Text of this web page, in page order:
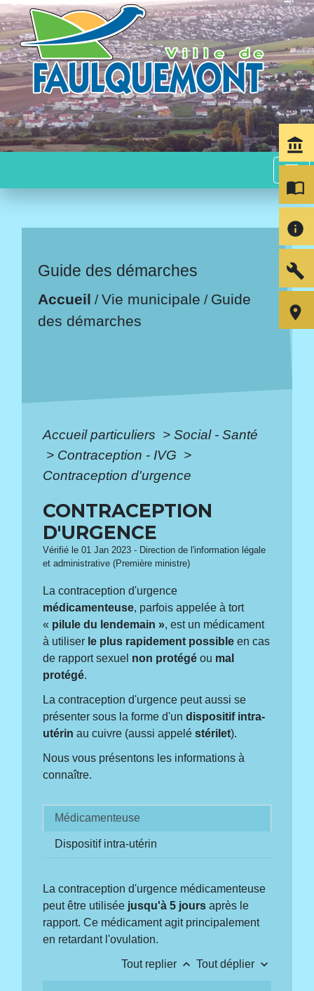
menu
Guide des démarches
Accueil /Vie municipale / Guide
des démarches
Accueil particuliers > Social - Santé
> Contraception - IVG >
Contraception d'urgence
CONTRACEPTION
D'URGENCE
Vérifié le 01 Jan 2023 - Direction de l'information légale
et administrative (Première ministre)
La contraception d'urgence
médicamenteuse, parfois appelée à tort
« pilule du lendemain », est un médicament
à utiliser le plus rapidement possible en cas
de rapport sexuel non protégé ou mal
protégé.
La contraception d'urgence peut aussi se
présenter sous la forme d'undispositif intra-
utérin au cuivre (aussi appeléstérilet).
Nous vous présentons les informations à
connaître.
Médicamenteuse
Dispositif intra-utérin
La contraception d'urgence médicamenteuse
peut être utilisée jusqu'à 5 jours après le
rapport. Ce médicament agit principalement
en retardant l'ovulation.
Tout replier keyboard_arrow_up Tout déplier keyboard_arrow_down
account_balance
import_contacts
info
build
room